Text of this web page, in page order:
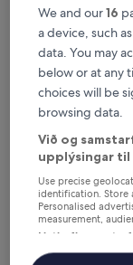
Val um
breytast
Fáðu
dvelur
Sparaðu
We and our16
a device, such
data. You may
below or at any
choices will be
browsing data.
Við og
upplýsingar til
Use precise
identification. Store
Personalised
measurement,
Listi yfir